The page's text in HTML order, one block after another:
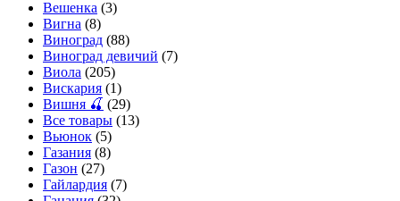
Вешенка (3)
Вигна (8)
Виноград (88)
Виноград девичий (7)
Виола (205)
Вискария (1)
Вишня 🍒 (29)
Все товары (13)
Вьюнок (5)
Газания (8)
Газон (27)
Гайлардия (7)